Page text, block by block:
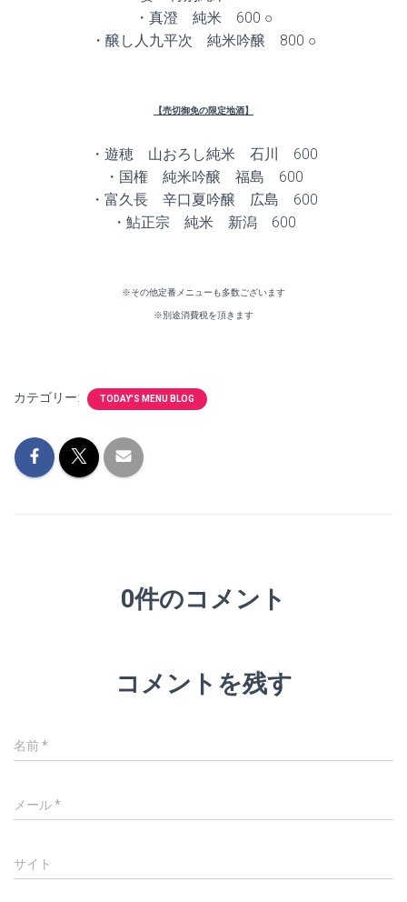
・真澄 純米 600 ○
・醸し人九平次 純米吟醸 800 ○
【売切御免の限定地酒】
・遊穂 山おろし純米 石川 600
・国権 純米吟醸 福島 600
・富久長 辛口夏吟醸 広島 600
・鮎正宗 純米 新潟 600
※その他定番メニューも多数ございます
※別途消費税を頂きます
カテゴリー: TODAY'S MENU BLOG
0件のコメント
コメントを残す
名前*
メール*
サイト